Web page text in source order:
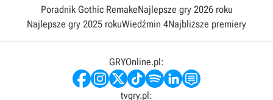
Poradnik Gothic RemakeNajlepsze gry 2026 roku
Najlepsze gry 2025 rokuWiedźmin 4Najbliższe premiery
GRYOnline.pl:
tvgry.pl: